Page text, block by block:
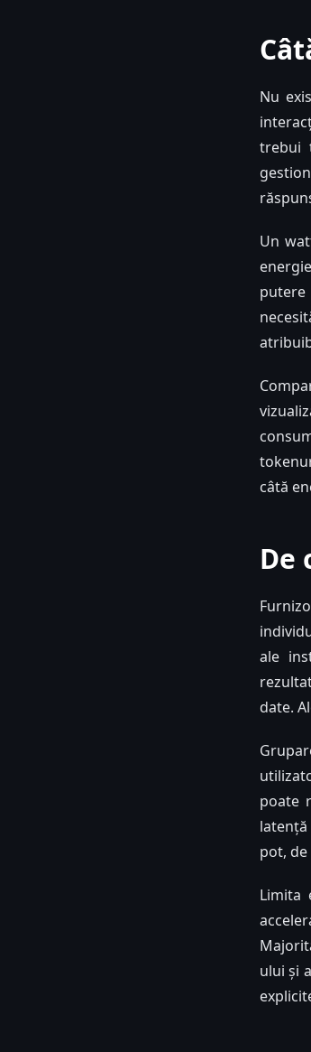
Nu
trebui
Un
putere
câtă
De
ale
date.
poate
pot,
Limita
ului și